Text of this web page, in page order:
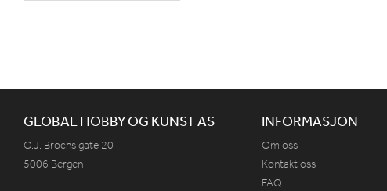
GLOBAL HOBBY OG KUNST AS
O.J. Brochs gate 20
5006 Bergen
INFORMASJON
Om oss
Kontakt oss
FAQ